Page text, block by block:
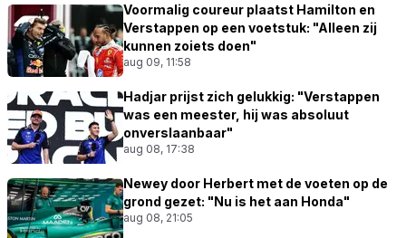
Voormalig coureur plaatst Hamilton en
Verstappen op een voetstuk: "Alleen zij
kunnen zoiets doen"
aug 09, 11:58
Hadjar prijst zich gelukkig: "Verstappen
was een meester, hij was absoluut
onverslaanbaar"
aug 08, 17:38
Newey door Herbert met de voeten op de
grond gezet: "Nu is het aan Honda"
aug 08, 21:05